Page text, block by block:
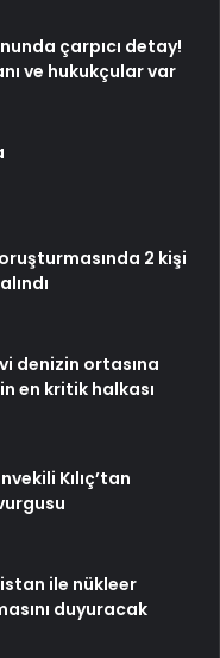
çarpıcı detay!
ve hukukçular var
2 kişi
denizin ortasına
en kritik halkası
Kılıç’tan
ile nükleer
duyuracak